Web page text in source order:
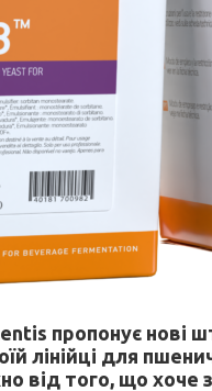
пропонує нові
лінійці для
від того, що хоче